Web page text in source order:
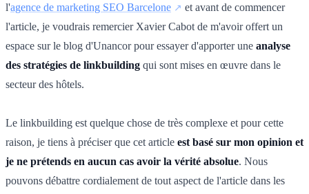
l'agence de marketing SEO Barcelone
et avant de commencer
l'article, je voudrais remercier Xavier Cabot de m'avoir offert un
espace sur le blog d'Unancor pour essayer d'apporter une analyse
des stratégies de linkbuilding qui sont mises en œuvre dans le
secteur des hôtels.
Le linkbuilding est quelque chose de très complexe et pour cette
raison, je tiens à préciser que cet article est basé sur mon opinion et
je ne prétends en aucun cas avoir la vérité absolue. Nous
pouvons débattre cordialement de tout aspect de l'article dans les